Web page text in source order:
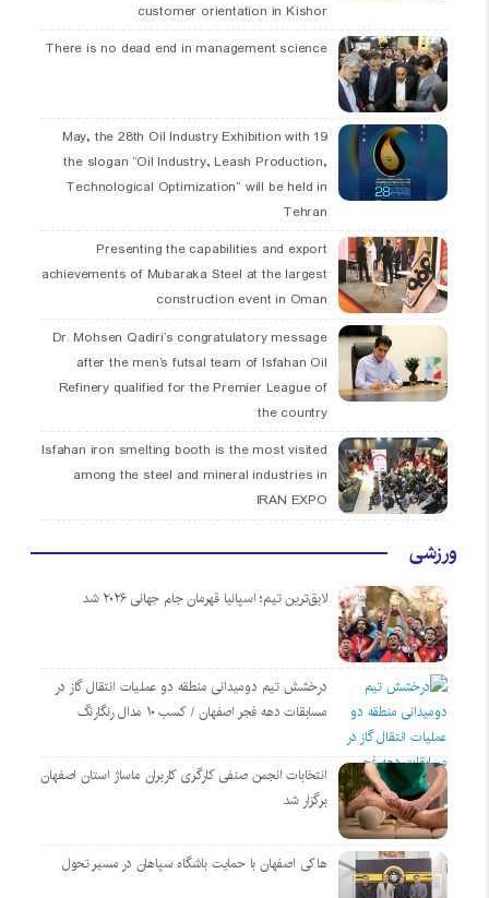
customer orientation in Kishor
There is no dead end in management science
19 May, the 28th Oil Industry Exhibition with
the slogan “Oil Industry, Leash Production,
Technological Optimization” will be held in
Tehran
Presenting the capabilities and export
achievements of Mubaraka Steel at the largest
construction event in Oman
Dr. Mohsen Qadiri’s congratulatory message
after the men’s futsal team of Isfahan Oil
Refinery qualified for the Premier League of
the country
Isfahan iron smelting booth is the most visited
among the steel and mineral industries in
IRAN EXPO
ورزشی
لایق‌ترین تیم؛ اسپانیا قهرمان جام جهانی ۲۰۲۶ شد
درخشش تیم دومیدانی منطقه دو عملیات انتقال گاز در
مسابقات دهه فجر اصفهان / کسب ۱۰ مدال رنگارنگ
انتخابات انجمن صنفی کارگری کاربران ماساژ استان اصفهان
برگزار شد
هاکی اصفهان با حمایت باشگاه سپاهان در مسیر تحول